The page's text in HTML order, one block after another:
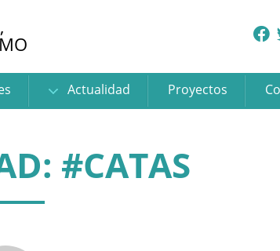
Actualidad Proyectos
#CATAS